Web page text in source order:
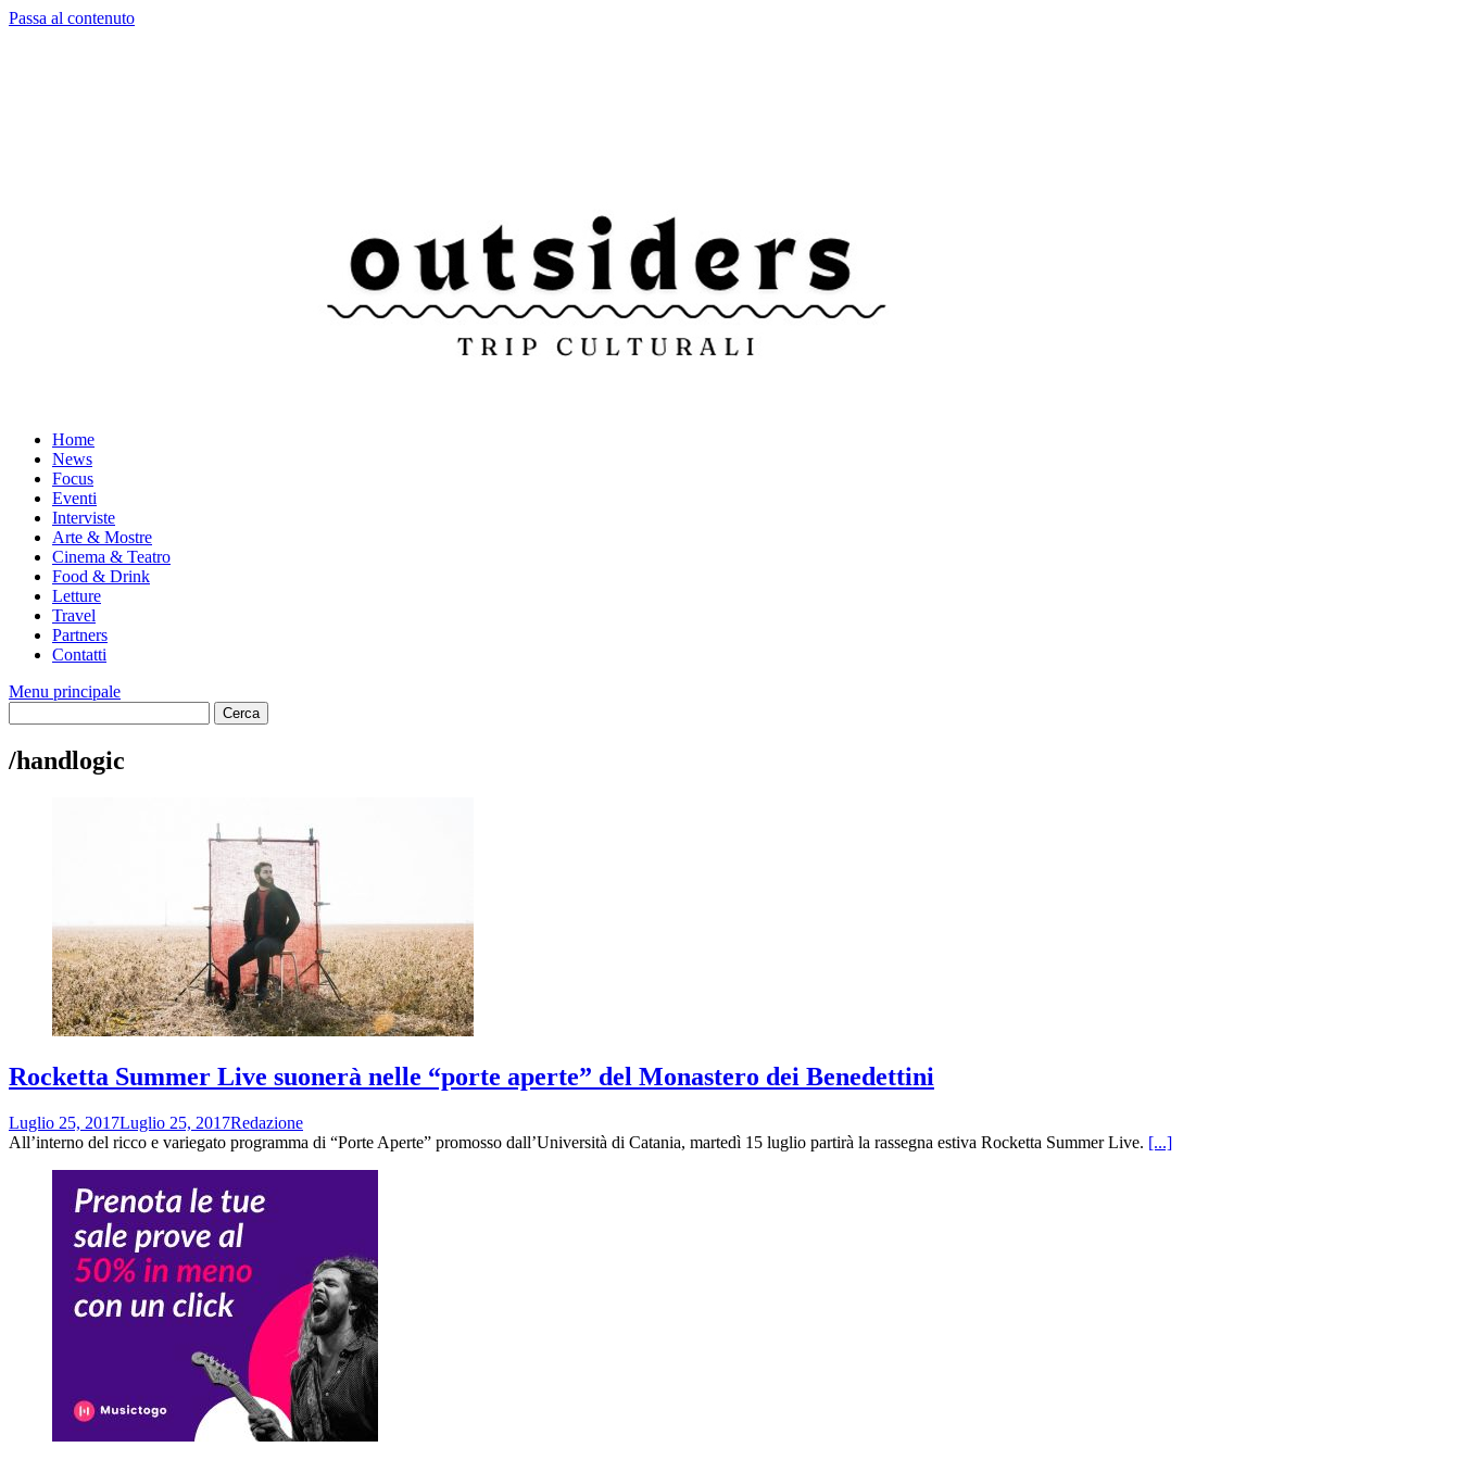
Passa al contenuto
Home
News
Focus
Eventi
Interviste
Arte & Mostre
Cinema & Teatro
Food & Drink
Letture
Travel
Partners
Contatti
Menu principale
/handlogic
Rocketta Summer Live suonerà nelle “porte aperte” del Monastero dei Benedettini
Luglio 25, 2017Luglio 25, 2017Redazione
All’interno del ricco e variegato programma di “Porte Aperte” promosso dall’Università di Catania, martedì 15 luglio partirà la rassegna estiva Rocketta Summer Live. [...]